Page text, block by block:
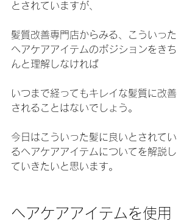
とされていますが、
髪質改善専門店からみる、こういった
ヘアケアアイテムのポジションをきち
んと理解しなければ
いつまで経ってもキレイな髪質に改善
されることはないでしょう。
今日はこういった髪に良いとされてい
るヘアケアアイテムについてを解説し
ていきたいと思います。
ヘアケアアイテムを使用